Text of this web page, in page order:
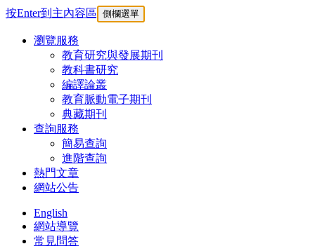
按Enter到主內容區 側欄選單
瀏覽服務
教育研究與發展期刊
教科書研究
編譯論叢
教育脈動電子期刊
典藏期刊
查詢服務
簡易查詢
進階查詢
熱門文章
網站公告
English
網站導覽
常見問答